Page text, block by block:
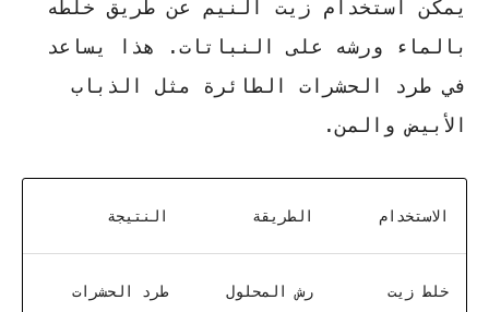
يمكن استخدام زيت النيم عن طريق خلطه
بالماء ورشه على النباتات. هذا يساعد
في طرد الحشرات الطائرة مثل الذباب
الأبيض والمن.
الاستخدام الطريقة النتيجة
خلط زيت رش المحلول طرد الحشرات